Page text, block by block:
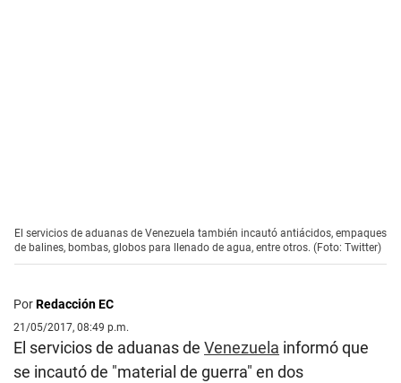
El servicios de aduanas de Venezuela también incautó antiácidos, empaques
de balines, bombas, globos para llenado de agua, entre otros. (Foto: Twitter)
PorRedacción EC
21/05/2017, 08:49 p.m.
El servicios de aduanas de Venezuela informó que
se incautó de "material de guerra" en dos